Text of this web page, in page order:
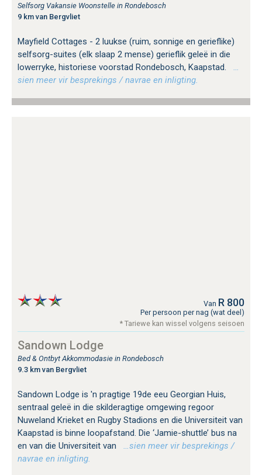
Selfsorg Vakansie Woonstelle in Rondebosch
9 km van Bergvliet
Mayfield Cottages - 2 luukse (ruim, sonnige en gerieflike)
selfsorg-suites (elk slaap 2 mense) gerieflik geleë in die
lowerryke, historiese voorstad Rondebosch, Kaapstad.
…
sien meer vir besprekings / navrae en inligting.
Van R 800
Per persoon per nag (wat deel)
* Tariewe kan wissel volgens seisoen
Sandown Lodge
Bed & Ontbyt Akkommodasie in Rondebosch
9.3 km van Bergvliet
Sandown Lodge is 'n pragtige 19de eeu Georgian Huis,
sentraal geleë in die skilderagtige omgewing regoor
Nuweland Krieket en Rugby Stadions en die Universiteit van
Kaapstad is binne loopafstand. Die ‘Jamie-shuttle’ bus na
en van die Universiteit van
…sien meer vir besprekings /
navrae en inligting.